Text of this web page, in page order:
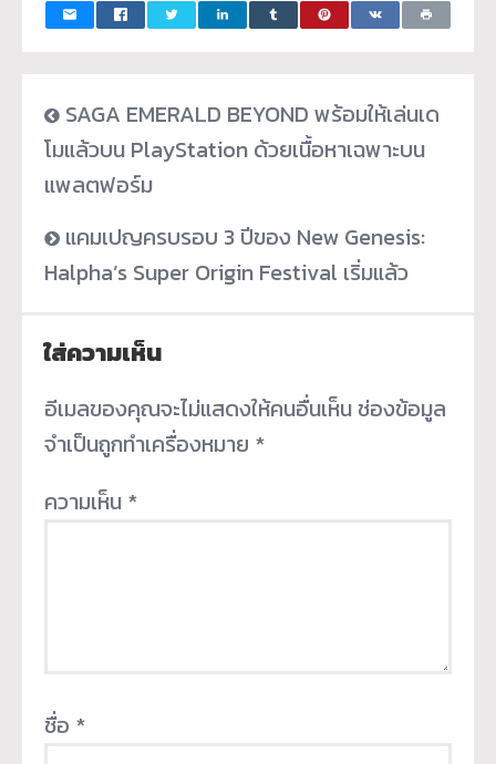
SAGA EMERALD BEYOND พร้อมให้เล่นเด
โมแล้วบน PlayStation ด้วยเนื้อหาเฉพาะบน
แพลตฟอร์ม
แคมเปญครบรอบ 3 ปีของ New Genesis:
Halpha’s Super Origin Festival เริ่มแล้ว
ใส่ความเห็น
อีเมลของคุณจะไม่แสดงให้คนอื่นเห็น ช่องข้อมูล
จำเป็นถูกทำเครื่องหมาย *
ความเห็น *
ชื่อ *